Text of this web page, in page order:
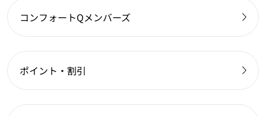
コンフォートQメンバーズ
ポイント・割引